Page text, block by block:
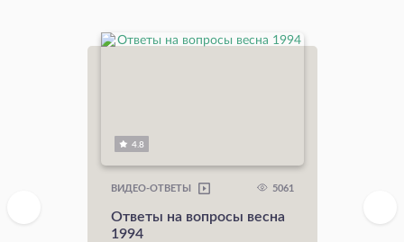
4.8
ВИДЕО-ОТВЕТЫ 5061
Ответы на вопросы весна
1994